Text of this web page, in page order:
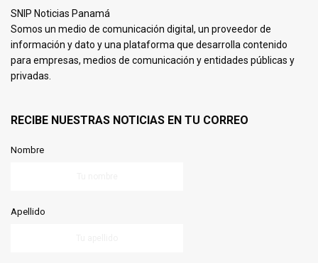
SNIP Noticias Panamá
Somos un medio de comunicación digital, un proveedor de
información y dato y una plataforma que desarrolla contenido
para empresas, medios de comunicación y entidades públicas y
privadas.
RECIBE NUESTRAS NOTICIAS EN TU CORREO
Nombre
Apellido